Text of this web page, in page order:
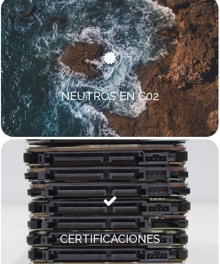
NEUTROS EN C02
CERTIFICACIONES